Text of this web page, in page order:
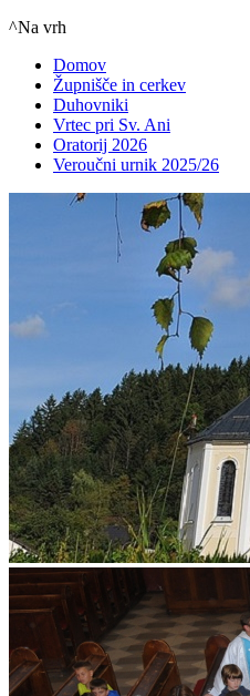
^Na vrh
Domov
Župnišče in cerkev
Duhovniki
Vrtec pri Sv. Ani
Oratorij 2026
Veroučni urnik 2025/26